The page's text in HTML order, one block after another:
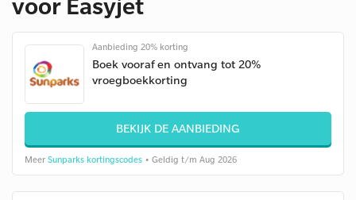
Aanbieding 20% korting
Boek vooraf en ontvang tot 20%
vroegboekkorting
BEKIJK DE AANBIEDING
Meer Sunparks kortingscodes • Geldig t/m Aug 2026